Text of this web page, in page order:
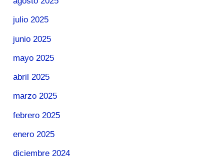
julio 2025
junio 2025
mayo 2025
abril 2025
marzo 2025
febrero 2025
enero 2025
diciembre 2024